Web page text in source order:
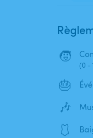
🧒
(0 -
🎂
🎶
🩱